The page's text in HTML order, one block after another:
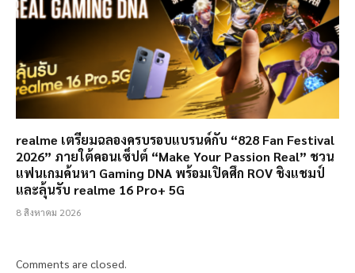
realme เตรียมฉลองครบรอบแบรนด์กับ “828 Fan Festival
2026” ภายใต้คอนเซ็ปต์ “Make Your Passion Real” ชวน
แฟนเกมค้นหา Gaming DNA พร้อมเปิดศึก ROV ชิงแชมป์
และลุ้นรับ realme 16 Pro+ 5G
8 สิงหาคม 2026
Comments are closed.